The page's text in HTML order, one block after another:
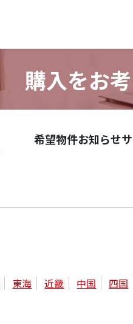
購入をお
希望物件お知らせ
東海 近畿 中国 四国